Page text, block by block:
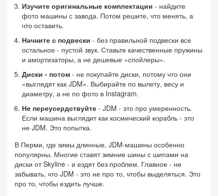
Изучите оригинальные комплектации - найдите
фото машины с завода. Потом решите, что менять, а
что оставить.
Начните с подвески - без правильной подвески все
остальное - пустой звук. Ставьте качественные пружины
и амортизаторы, а не дешевые «спойлеры».
Диски - потом - не покупайте диски, потому что они
«выглядят как JDM». Выбирайте по вылету, весу и
диаметру, а не по фото в Instagram.
Не переусердствуйте - JDM - это про умеренность.
Если машина выглядит как космический корабль - это
не JDM. Это попытка.
В Перми, где зимы длинные, JDM-машины особенно
популярны. Многие ставят зимние шины с шипами на
диски от Skyline - и ездят без проблем. Главное - не
забывать, что JDM - это не про то, чтобы выделяться. Это
про то, чтобы ездить лучше.